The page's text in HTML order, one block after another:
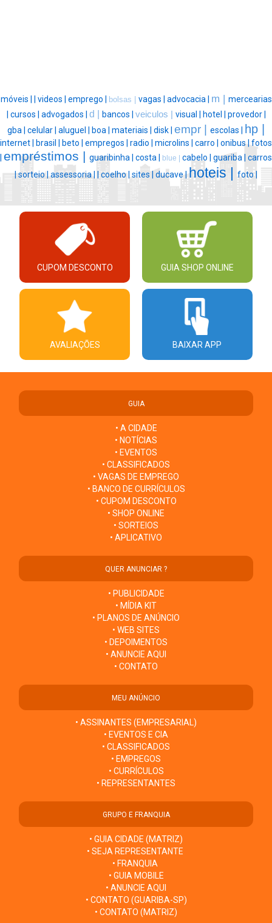
móveis | | videos | emprego | bolsas | vagas | advocacia | m | mercearias
| cursos | advogados | d | bancos | veiculos | visual | hotel | provedor |
gba | celular | aluguel | boa | materiais | disk | empr | escolas | hp |
internet | brasil | beto | empregos | radio | microlins | carro | onibus |fotos
| empréstimos | guaribinha | costa | blue | cabelo | guariba | carros
|sorteio |assessoria | | coelho | sites | ducave |hoteis | foto |
CUPOM DESCONTO GUIA SHOP ONLINE
AVALIAÇÕES BAIXAR APP
GUIA
• A CIDADE
• NOTÍCIAS
• EVENTOS
• CLASSIFICADOS
• VAGAS DE EMPREGO
• BANCO DE CURRÍCULOS
• CUPOM DESCONTO
• SHOP ONLINE
• SORTEIOS
• APLICATIVO
QUER ANUNCIAR ?
• PUBLICIDADE
• MÍDIA KIT
• PLANOS DE ANÚNCIO
• WEB SITES
• DEPOIMENTOS
• ANUNCIE AQUI
• CONTATO
MEU ANÚNCIO
• ASSINANTES (EMPRESARIAL)
• EVENTOS E CIA
• CLASSIFICADOS
• EMPREGOS
• CURRÍCULOS
• REPRESENTANTES
GRUPO E FRANQUIA
• GUIA CIDADE (MATRIZ)
• SEJA REPRESENTANTE
• FRANQUIA
• GUIA MOBILE
• ANUNCIE AQUI
• CONTATO (GUARIBA-SP)
• CONTATO (MATRIZ)